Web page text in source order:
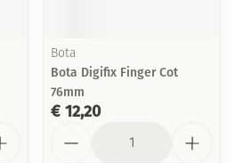
Bota
Bota Digifix Finger Cot
76mm
€ 12,20